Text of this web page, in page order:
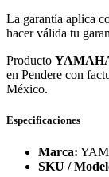
La garantía aplica
hacer válida tu
Producto
en Pendere con
México.
Especificaciones
Marca:
SKU /